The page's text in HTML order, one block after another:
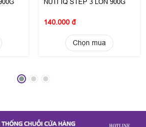
NUTI IQ STEP 3 LON 900G
140.000 đ
Chọn mua